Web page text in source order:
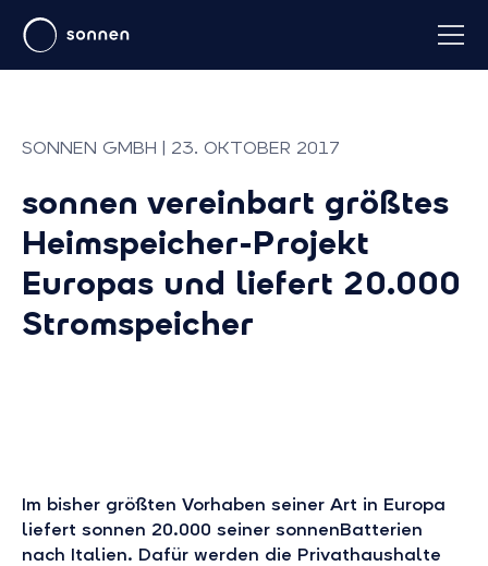
SONNEN GMBH | 23. OKTOBER 2017
sonnen vereinbart größtes
Heimspeicher-Projekt
Europas und liefert 20.000
Stromspeicher
Im bisher größten Vorhaben seiner Art in Europa
liefert sonnen 20.000 seiner sonnenBatterien
nach Italien. Dafür werden die Privathaushalte